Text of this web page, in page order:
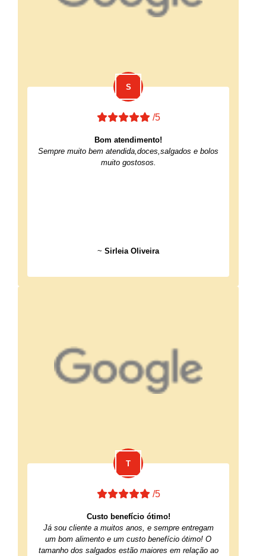
/5
Bom atendimento!
Sempre muito bem atendida,doces,salgados e bolos
muito gostosos.
~ Sirleia Oliveira
/5
Custo benefício ótimo!
Já sou cliente a muitos anos, e sempre entregam
um bom alimento e um custo benefício ótimo! O
tamanho dos salgados estão maiores em relação ao